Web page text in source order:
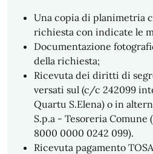
Una copia di planimetria
richiesta con indicate le
Documentazione
della richiesta;
Ricevuta dei diritti di
versati sul (c/c 242099
Quartu S.Elena) o in
S.p.a - Tesoreria Comune
8000 0000 0242 099).
Ricevuta pagamento